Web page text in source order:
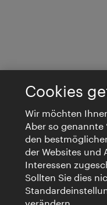
Cookies
Wir möchten
Aber so genannte
den
der Websites und
Interessen
Sollten Sie dies